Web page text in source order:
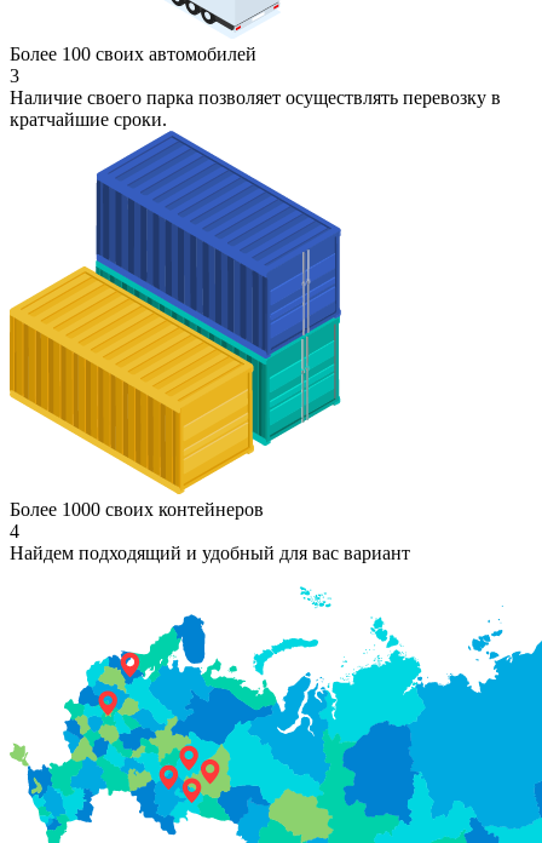
Более 100 своих автомобилей
3
Наличие своего парка позволяет осуществлять перевозку в
кратчайшие сроки.
Более 1000 своих контейнеров
4
Найдем подходящий и удобный для вас вариант